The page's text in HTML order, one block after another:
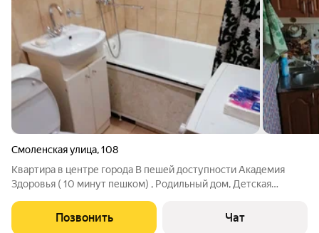
Смоленская улица,108
Квартира в центре города В пешей доступности Академия
Здоровья ( 10 минут пешком) , Родильный дом, Детская
проживания: стиральная
Позвонить Чат